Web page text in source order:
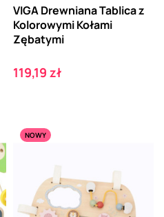
VIGA Drewniana Tablica z
Kolorowymi Kołami
Zębatymi
Cena
119,19 zł
NOWY